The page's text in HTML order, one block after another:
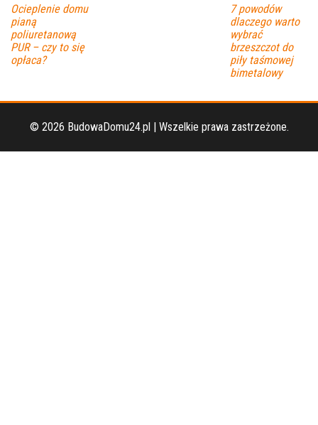
Ocieplenie domu
pianą
poliuretanową
PUR – czy to się
opłaca?
7 powodów
dlaczego warto
wybrać
brzeszczot do
piły taśmowej
bimetalowy
© 2026 BudowaDomu24.pl | Wszelkie prawa zastrzeżone.